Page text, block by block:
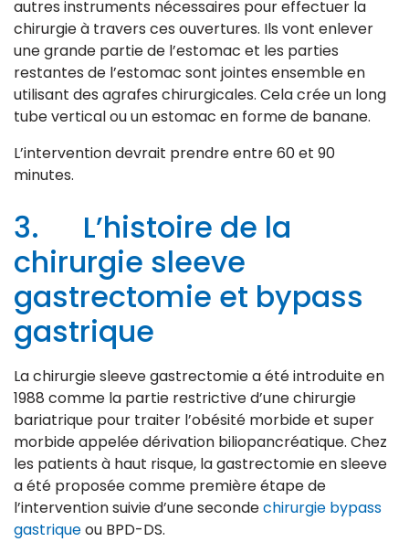
autres instruments nécessaires pour effectuer la
chirurgie à travers ces ouvertures. Ils vont enlever
une grande partie de l’estomac et les parties
restantes de l’estomac sont jointes ensemble en
utilisant des agrafes chirurgicales. Cela crée un long
tube vertical ou un estomac en forme de banane.
L’intervention devrait prendre entre 60 et 90
minutes.
3. L’histoire de la
chirurgie sleeve
gastrectomie et bypass
gastrique
La chirurgie sleeve gastrectomie a été introduite en
1988 comme la partie restrictive d’une chirurgie
bariatrique pour traiter l’obésité morbide et super
morbide appelée dérivation biliopancréatique. Chez
les patients à haut risque, la gastrectomie en sleeve
a été proposée comme première étape de
l’intervention suivie d’une secondechirurgie bypass
gastriqueou BPD-DS.